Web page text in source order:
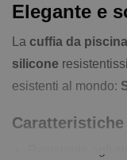
Elegante e
La cuffia da piscina
silicone
esistenti al mondo:
Caratteristiche